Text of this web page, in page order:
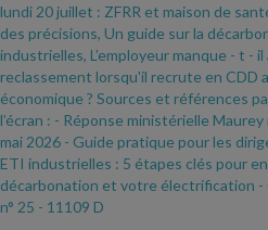
lundi 20 juillet : ZFRR et maison de
des précisions, Un guide sur la
industrielles, L’employeur manque - t -
reclassement lorsqu'il recrute en CDD
économique ? Sources et références
l’écran : - Réponse ministérielle Maurey
mai 2026 - Guide pratique pour les
ETI industrielles : 5 étapes clés pour
décarbonation et votre électrification -
n° 25 - 11109 D